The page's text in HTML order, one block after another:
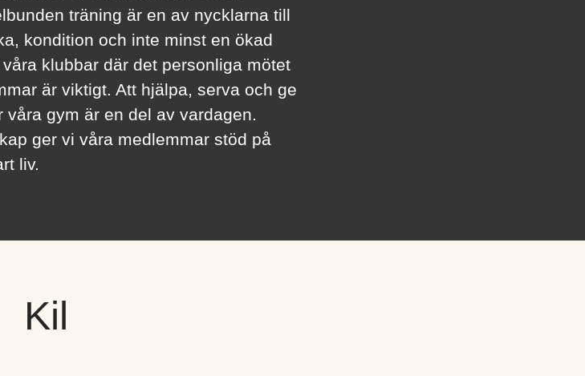
träning är en av nycklarna till
kondition och inte minst en ökad
klubbar där det personliga mötet
är viktigt. Att hjälpa, serva och ge
gym är en del av vardagen.
ger vi våra medlemmar stöd på
liv.
Kil